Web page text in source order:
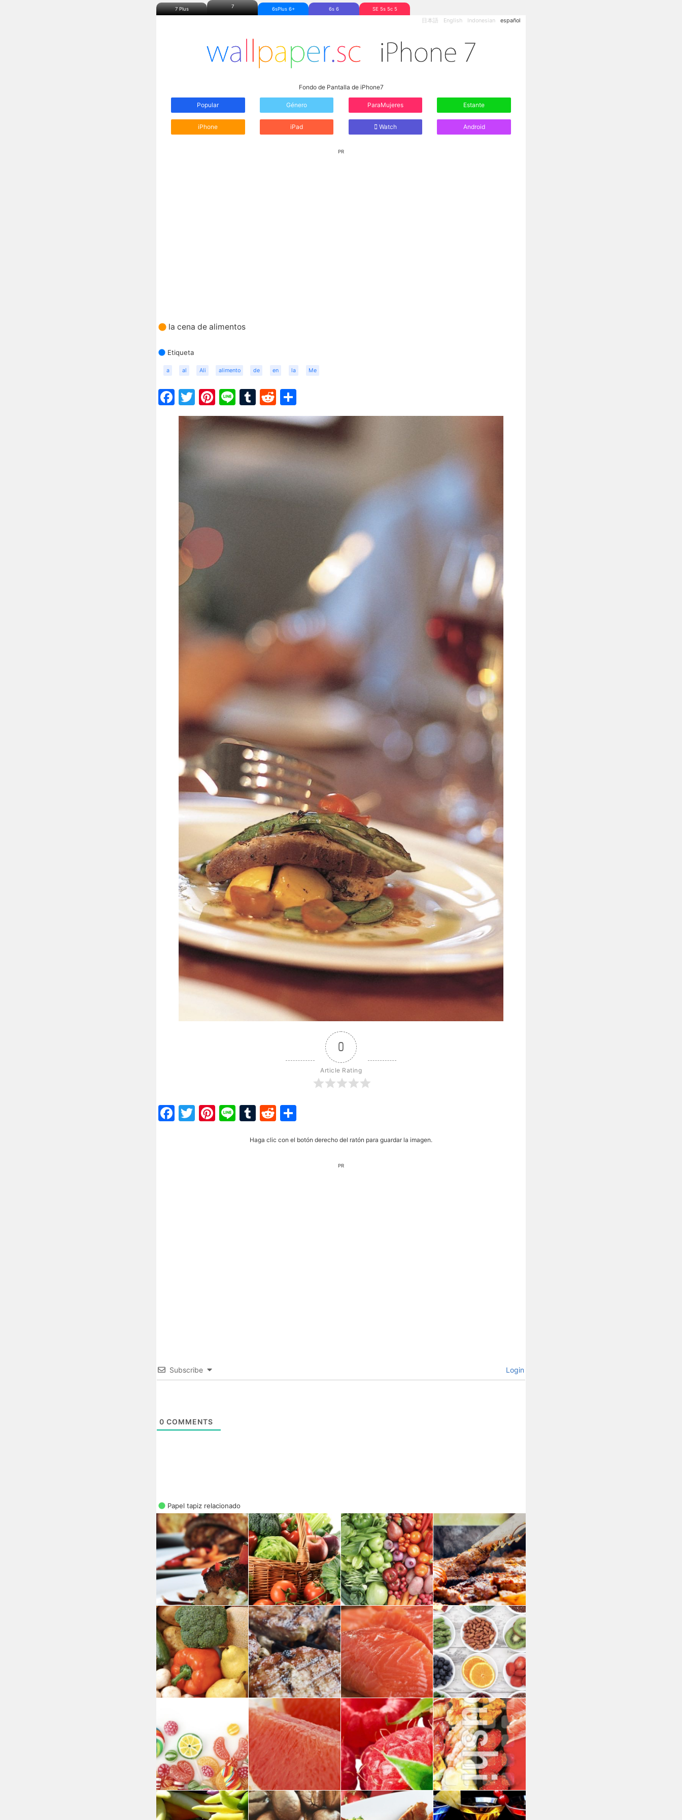
7 Plus 7 6sPlus 6+ 6s 6 SE 5s 5c 5
日本語 English Indonesian español
Fondo de Pantalla de iPhone7
Popular Género ParaMujeres Estante
iPhone iPad Watch Android
PR
la cena de alimentos
Etiqueta
a al Ali alimento de en la Me
Facebook
Twitter
Pinterest
LineTumblr
Reddit
0
Article Rating
Facebook
Twitter
Pinterest
LineTumblr
Reddit
Haga clic con el botón derecho del ratón para guardar la imagen.
PR
Subscribe Login
0 COMMENTS
Papel tapiz relacionado